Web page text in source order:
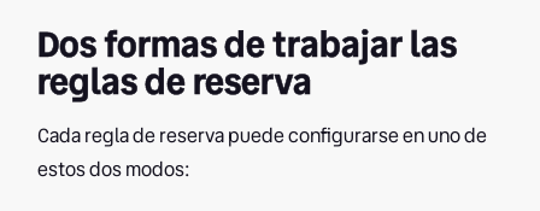
Dos formas de trabajar las
reglas de reserva
Cada regla de reserva puede configurarse en uno de
estos dos modos: